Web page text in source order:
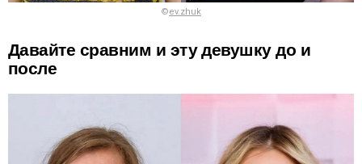
©ev.zhuk
Давайте сравним и эту девушку до и
после